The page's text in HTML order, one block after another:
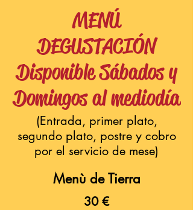
MENÚ
DEGUSTACIÓN
Disponible Sábados y
Domingos al mediodía
(Entrada, primer plato,
segundo plato, postre y cobro
por el servicio de mese)
Menù de Tierra
30 €